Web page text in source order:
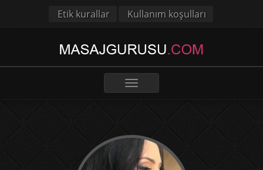
Etik kurallar Kullanım koşulları
Toggle